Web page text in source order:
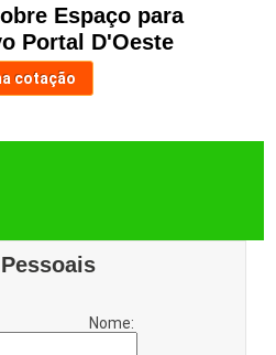
Espaço para
Portal D'Oeste
cotação
Nome: